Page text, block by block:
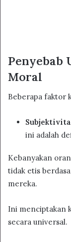
Penyebab
Moral
Beberapa faktor
ini adalah
Kebanyakan
tidak etis
mereka.
Ini menciptakan
secara universal.